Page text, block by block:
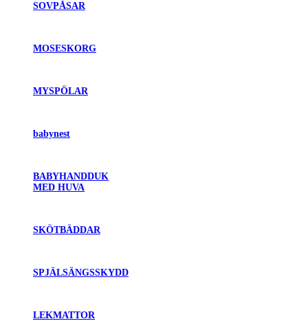
SOVPÅSAR
MOSESKORG
MYSPÖLAR
babynest
BABYHANDDUK
MED HUVA
SKÖTBÄDDAR
SPJÄLSÄNGSSKYDD
LEKMATTOR